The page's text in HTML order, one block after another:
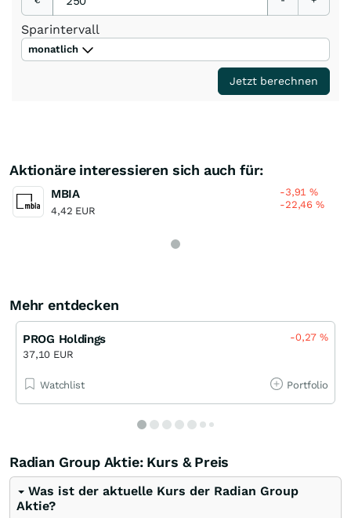
Sparintervall
monatlich
Jetzt berechnen
Aktionäre interessieren sich auch für:
MBIA
4,42 EUR
-3,91%
-22,46%
Mehr entdecken
PROG Holdings
37,10 EUR
-0,27%
Watchlist Portfolio
Radian Group Aktie: Kurs & Preis
Was ist der aktuelle Kurs der Radian Group
Aktie?